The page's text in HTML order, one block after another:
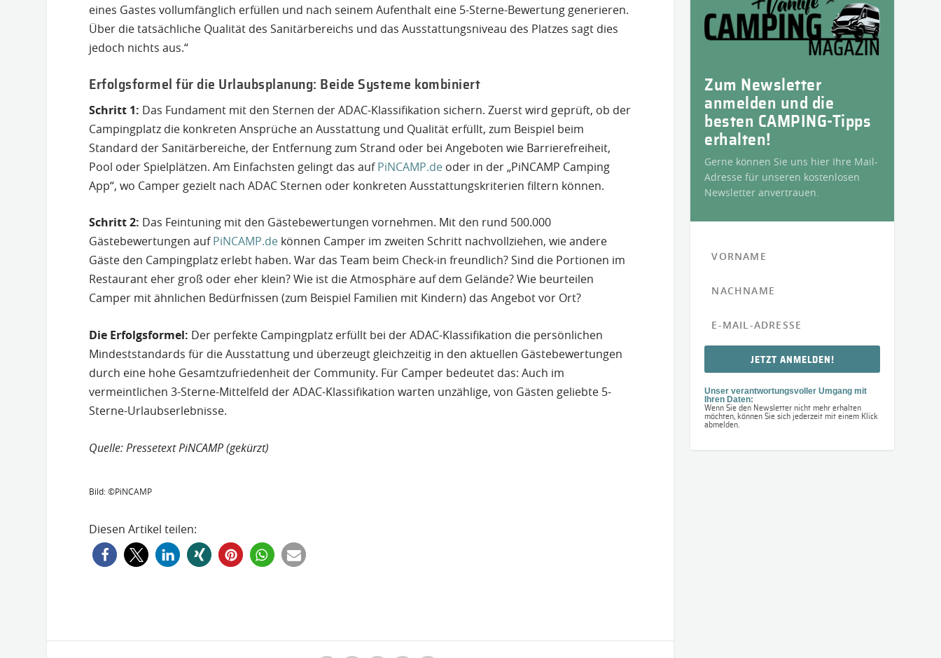
eines Gastes vollumfänglich erfüllen und nach seinem Aufenthalt eine 5-Sterne-Bewertung generieren.
Über die tatsächliche Qualität des Sanitärbereichs und das Ausstattungsniveau des Platzes sagt dies
jedoch nichts aus.“
Erfolgsformel für die Urlaubsplanung: Beide Systeme kombiniert
Schritt 1: Das Fundament mit den Sternen der ADAC-Klassifikation sichern. Zuerst wird geprüft, ob der
Campingplatz die konkreten Ansprüche an Ausstattung und Qualität erfüllt, zum Beispiel beim
Standard der Sanitärbereiche, der Entfernung zum Strand oder bei Angeboten wie Barrierefreiheit,
Pool oder Spielplätzen. Am Einfachsten gelingt das aufPiNCAMP.de oder in der „PiNCAMP Camping
App“, wo Camper gezielt nach ADAC Sternen oder konkreten Ausstattungskriterien filtern können.
Schritt 2: Das Feintuning mit den Gästebewertungen vornehmen. Mit den rund 500.000
Gästebewertungen aufPiNCAMP.de können Camper im zweiten Schritt nachvollziehen, wie andere
Gäste den Campingplatz erlebt haben. War das Team beim Check-in freundlich? Sind die Portionen im
Restaurant eher groß oder eher klein? Wie ist die Atmosphäre auf dem Gelände? Wie beurteilen
Camper mit ähnlichen Bedürfnissen (zum Beispiel Familien mit Kindern) das Angebot vor Ort?
Die Erfolgsformel: Der perfekte Campingplatz erfüllt bei der ADAC-Klassifikation die persönlichen
Mindeststandards für die Ausstattung und überzeugt gleichzeitig in den aktuellen Gästebewertungen
durch eine hohe Gesamtzufriedenheit der Community. Für Camper bedeutet das: Auch im
vermeintlichen 3-Sterne-Mittelfeld der ADAC-Klassifikation warten unzählige, von Gästen geliebte 5-
Sterne-Urlaubserlebnisse.
Quelle: Pressetext PiNCAMP (gekürzt)
Bild: ©PiNCAMP
Diesen Artikel teilen:
Zum Newsletter
anmelden und die
besten CAMPING-Tipps
erhalten!
Gerne können Sie uns hier Ihre Mail-
Adresse für unseren kostenlosen
Newsletter anvertrauen.
JETZT ANMELDEN!
Unser verantwortungsvoller Umgang mit
Ihren Daten:
Wenn Sie den Newsletter nicht mehr erhalten
möchten, können Sie sich jederzeit mit einem Klick
abmelden.